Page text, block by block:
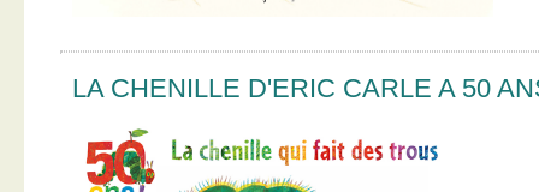
LA CHENILLE D'ERIC CARLE A 50